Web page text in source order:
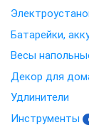
Батарейки,
Весы
Декор для
Удлинители
Инструменты